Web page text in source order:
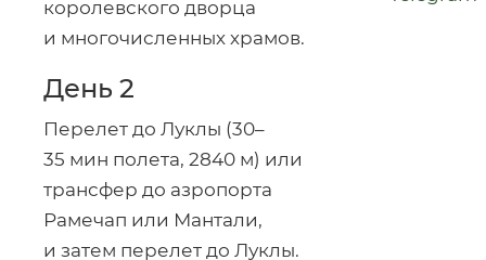
королевского дворца
и многочисленных храмов.
День 2
Перелет до Луклы (30–
35 мин полета, 2840 м) или
трансфер до азропорта
Рамечап или Мантали,
и затем перелет до Луклы.